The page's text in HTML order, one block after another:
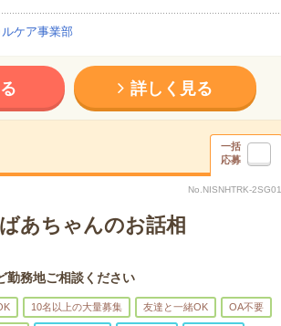
ケア事業部
詳しく見る
一括
応募
No.NISNHTRK-2SG01
あちゃんのお話相
務地ご相談ください
10名以上の大量募集 友達と一緒OK OA不要